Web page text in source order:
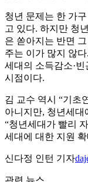
청년 문제는 한 가
고 있다. 하지만 청
은 쏟아지는 반면
주는 이가 많지 않
세대의 소득감소·
시점이다.
김 교수 역시 “기초
아니지만, 청년세대
“청년세대가 빨리
세대에 대한 지원
신다정 인턴 기자